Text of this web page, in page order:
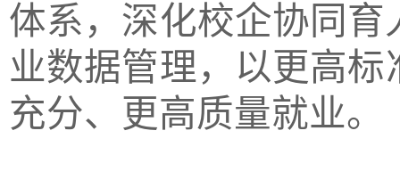
体系，深化校企协同
业数据管理，以更高
充分、更高质量就业。